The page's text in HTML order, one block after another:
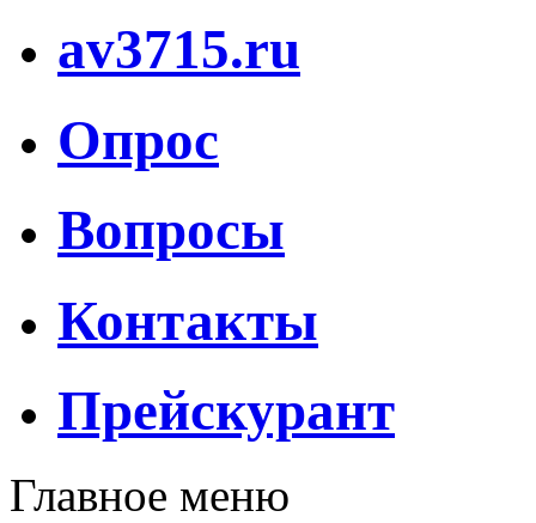
av3715.ru
Опрос
Вопросы
Контакты
Прейскурант
Главное меню